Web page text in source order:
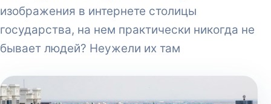
изображения в интернете столицы
государства, на нем практически никогда не
бывает людей? Неужели их там